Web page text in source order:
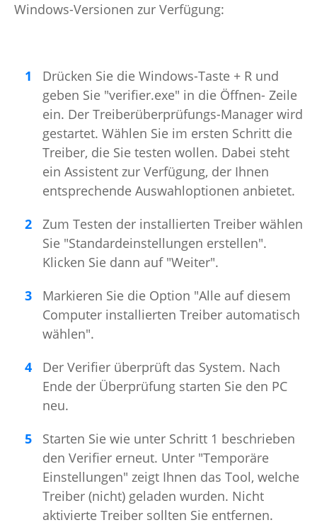
Windows-Versionen zur Verfügung:
Drücken Sie die Windows-Taste + R und
geben Sie "verifier.exe" in die Öffnen- Zeile
ein. Der Treiberüberprüfungs-Manager wird
gestartet. Wählen Sie im ersten Schritt die
Treiber, die Sie testen wollen. Dabei steht
ein Assistent zur Verfügung, der Ihnen
entsprechende Auswahloptionen anbietet.
Zum Testen der installierten Treiber wählen
Sie "Standardeinstellungen erstellen".
Klicken Sie dann auf "Weiter".
Markieren Sie die Option "Alle auf diesem
Computer installierten Treiber automatisch
wählen".
Der Verifier überprüft das System. Nach
Ende der Überprüfung starten Sie den PC
neu.
Starten Sie wie unter Schritt 1 beschrieben
den Verifier erneut. Unter "Temporäre
Einstellungen" zeigt Ihnen das Tool, welche
Treiber (nicht) geladen wurden. Nicht
aktivierte Treiber sollten Sie entfernen.